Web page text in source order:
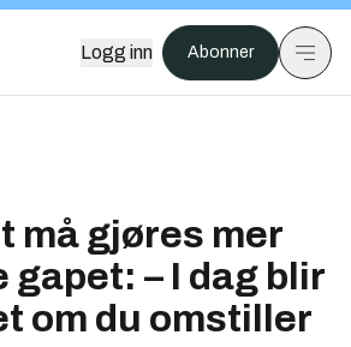
Logg inn Abonner
må gjøres mer
gapet: – I dag blir
om du omstiller